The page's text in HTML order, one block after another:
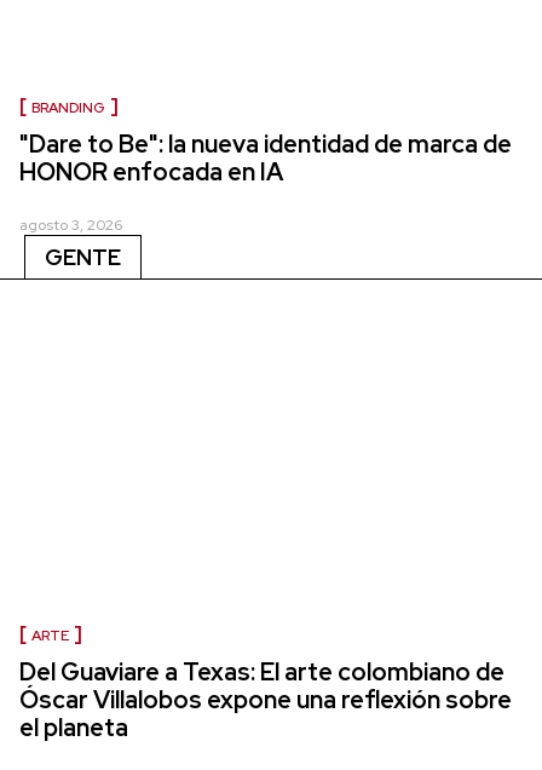
BRANDING
"Dare to Be": la nueva identidad de marca de
HONOR enfocada en IA
agosto 3, 2026
GENTE
ARTE
Del Guaviare a Texas: El arte colombiano de
Óscar Villalobos expone una reflexión sobre
el planeta